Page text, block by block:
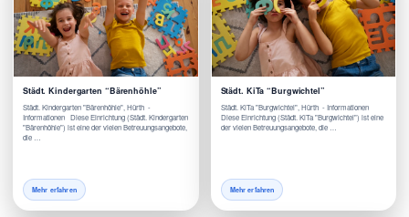
Städt. Kindergarten “Bärenhöhle”
Städt. Kindergarten "Bärenhöhle", Hürth -
Informationen Diese Einrichtung (Städt. Kindergarten
"Bärenhöhle") ist eine der vielen Betreuungsangebote,
die …
Mehr erfahren
Städt. KiTa “Burgwichtel”
Städt. KiTa "Burgwichtel", Hürth - Informationen
Diese Einrichtung (Städt. KiTa "Burgwichtel") ist eine
der vielen Betreuungsangebote, die …
Mehr erfahren